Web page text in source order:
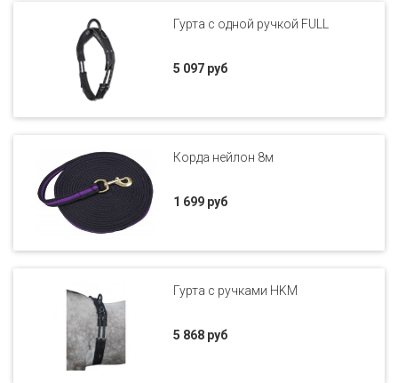
Гурта с одной ручкой FULL
5 097 руб
Корда нейлон 8м
1 699 руб
Гурта с ручками HKM
5 868 руб